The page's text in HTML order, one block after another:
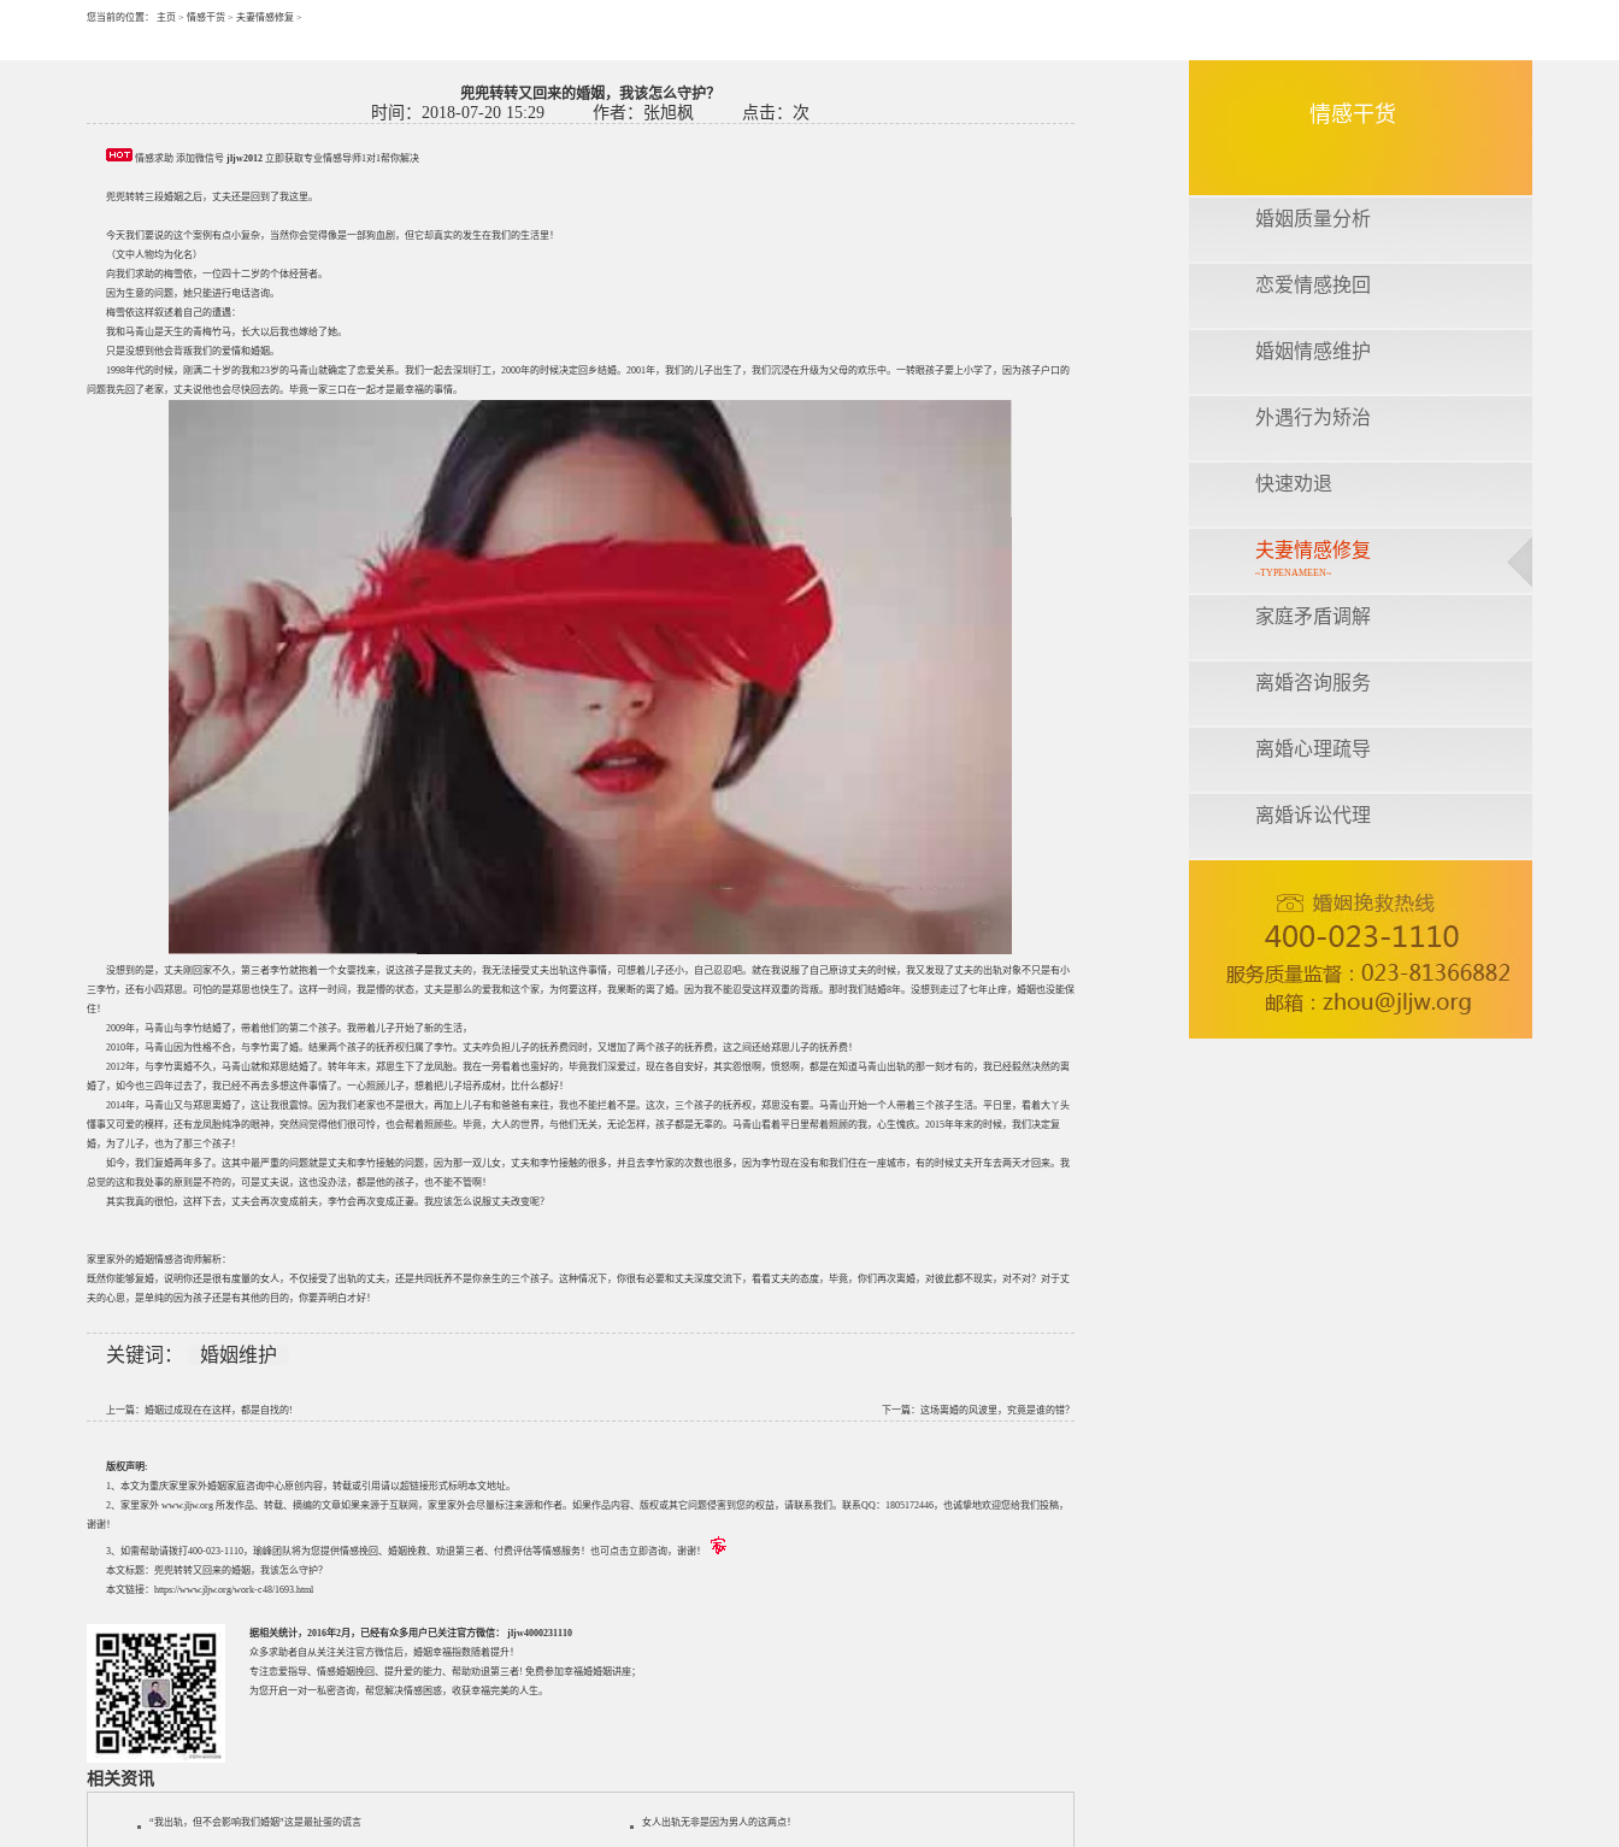
您当前的位置： 主页 > 情感干货 > 夫妻情感修复 >
兜兜转转又回来的婚姻，我该怎么守护？
时间：2018-07-20 15:29 作者：张旭枫 点击： 次
情感求助 添加微信号 jljw2012 立即获取专业情感导师1对1帮你解决
兜兜转转三段婚姻之后，丈夫还是回到了我这里。
今天我们要说的这个案例有点小复杂，当然你会觉得像是一部狗血剧，但它却真实的发生在我们的生活里！
（文中人物均为化名）
向我们求助的梅雪依，一位四十二岁的个体经营者。
因为生意的问题，她只能进行电话咨询。
梅雪依这样叙述着自己的遭遇：
我和马青山是天生的青梅竹马，长大以后我也嫁给了她。
只是没想到他会背叛我们的爱情和婚姻。
1998年代的时候，刚满二十岁的我和23岁的马青山就确定了恋爱关系。我们一起去深圳打工，2000年的时候决定回乡结婚。2001年，我们的儿子出生了，我们沉浸在升级为父母的欢乐中。一转眼孩子要上小学了，因为孩子户口的
问题我先回了老家，丈夫说他也会尽快回去的。毕竟一家三口在一起才是最幸福的事情。
没想到的是，丈夫刚回家不久，第三者李竹就抱着一个女婴找来，说这孩子是我丈夫的，我无法接受丈夫出轨这件事情，可想着儿子还小，自己忍忍吧。就在我说服了自己原谅丈夫的时候，我又发现了丈夫的出轨对象不只是有小
三李竹，还有小四郑思。可怕的是郑思也快生了。这样一时间，我是懵的状态，丈夫是那么的爱我和这个家，为何要这样，我果断的离了婚。因为我不能忍受这样双重的背叛。那时我们结婚8年。没想到走过了七年止痒，婚姻也没能保
住！
2009年，马青山与李竹结婚了，带着他们的第二个孩子。我带着儿子开始了新的生活，
2010年，马青山因为性格不合，与李竹离了婚。结果两个孩子的抚养权归属了李竹。丈夫咋负担儿子的抚养费同时，又增加了两个孩子的抚养费，这之间还给郑思儿子的抚养费！
2012年，与李竹离婚不久，马青山就和郑思结婚了。转年年末，郑思生下了龙凤胎。我在一旁看着也蛮好的，毕竟我们深爱过，现在各自安好，其实怨恨啊，愤怒啊，都是在知道马青山出轨的那一刻才有的，我已经毅然决然的离
婚了，如今也三四年过去了，我已经不再去多想这件事情了。一心照顾儿子，想着把儿子培养成材，比什么都好！
2014年，马青山又与郑思离婚了，这让我很震惊。因为我们老家也不是很大，再加上儿子有和爸爸有来往，我也不能拦着不是。这次，三个孩子的抚养权，郑思没有要。马青山开始一个人带着三个孩子生活。平日里，看着大丫头
懂事又可爱的模样，还有龙凤胎纯净的眼神，突然间觉得他们很可怜，也会帮着照顾些。毕竟，大人的世界，与他们无关，无论怎样，孩子都是无辜的。马青山看着平日里帮着照顾的我，心生愧疚。2015年年末的时候，我们决定复
婚，为了儿子，也为了那三个孩子！
如今，我们复婚两年多了。这其中最严重的问题就是丈夫和李竹接触的问题，因为那一双儿女，丈夫和李竹接触的很多，并且去李竹家的次数也很多，因为李竹现在没有和我们住在一座城市，有的时候丈夫开车去两天才回来。我
总觉的这和我处事的原则是不符的，可是丈夫说，这也没办法，都是他的孩子，也不能不管啊！
其实我真的很怕，这样下去，丈夫会再次变成前夫，李竹会再次变成正妻。我应该怎么说服丈夫改变呢？
家里家外的婚姻情感咨询师解析：
既然你能够复婚，说明你还是很有度量的女人，不仅接受了出轨的丈夫，还是共同抚养不是你亲生的三个孩子。这种情况下，你很有必要和丈夫深度交流下，看看丈夫的态度，毕竟，你们再次离婚，对彼此都不现实，对不对？对于丈
夫的心思，是单纯的因为孩子还是有其他的目的，你要弄明白才好！
关键词： 婚姻维护
上一篇： 婚姻过成现在在这样，都是自找的! 下一篇： 这场离婚的风波里，究竟是谁的错？
版权声明:
1、本文为重庆家里家外婚姻家庭咨询中心原创内容，转载或引用请以超链接形式标明本文地址。
2、家里家外 www.jljw.org 所发作品、转载、摘编的文章如果来源于互联网，家里家外会尽量标注来源和作者。如果作品内容、版权或其它问题侵害到您的权益，请联系我们。联系QQ：1805172446，也诚挚地欢迎您给我们投稿，
谢谢！
3、如需帮助请拨打400-023-1110，瑜峰团队将为您提供情感挽回、婚姻挽救、劝退第三者、付费评估等情感服务！也可点击立即咨询，谢谢！
本文标题： 兜兜转转又回来的婚姻，我该怎么守护？
本文链接： https://www.jljw.org/work-c48/1693.html
据相关统计，2016年2月，已经有众多用户已关注官方微信： jljw4000231110
众多求助者自从关注关注官方微信后，婚姻幸福指数随着提升！
专注恋爱指导、 情感婚姻挽回 、提升爱的能力、帮助劝退第三者! 免费参加幸福婚婚姻讲座；
为您开启一对一私密咨询，帮您解决情感困惑，收获幸福完美的人生。
相关资讯
“我出轨，但不会影响我们婚姻”这是最扯蛋的谎言 女人出轨无非是因为男人的这两点！
情感干货
婚姻质量分析
恋爱情感挽回
婚姻情感维护
外遇行为矫治
快速劝退
夫妻情感修复
~TYPENAMEEN~
家庭矛盾调解
离婚咨询服务
离婚心理疏导
离婚诉讼代理